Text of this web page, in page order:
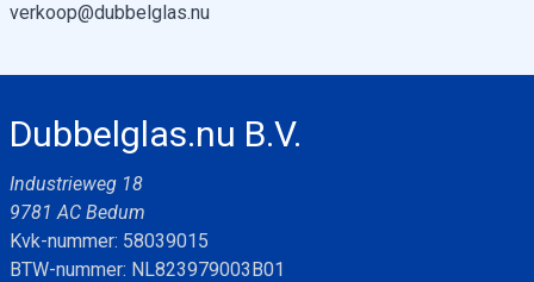
verkoop@dubbelglas.nu
Dubbelglas.nu B.V.
Industrieweg 18
9781 AC Bedum
Kvk-nummer: 58039015
BTW-nummer: NL823979003B01